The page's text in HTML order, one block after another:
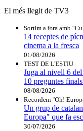
El més llegit de TV3
Sortim a fora amb
14 receptes de
cinema a la fresca
01/08/2026
TEST DE L'ESTIU
Juga al nivell 6
10 preguntes
08/08/2026
Recordem "Oh!
Un grup de
Europa" que fa
30/07/2026